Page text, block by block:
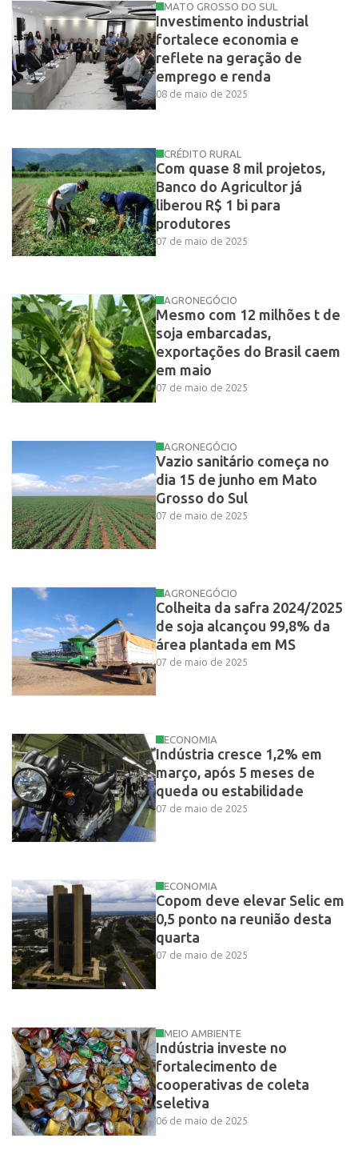
MATO GROSSO DO SUL
Investimento industrial
fortalece economia e
reflete na geração de
emprego e renda
08 de maio de 2025
CRÉDITO RURAL
Com quase 8 mil projetos,
Banco do Agricultor já
liberou R$ 1 bi para
produtores
07 de maio de 2025
AGRONEGÓCIO
Mesmo com 12 milhões t de
soja embarcadas,
exportações do Brasil caem
em maio
07 de maio de 2025
AGRONEGÓCIO
Vazio sanitário começa no
dia 15 de junho em Mato
Grosso do Sul
07 de maio de 2025
AGRONEGÓCIO
Colheita da safra 2024/2025
de soja alcançou 99,8% da
área plantada em MS
07 de maio de 2025
ECONOMIA
Indústria cresce 1,2% em
março, após 5 meses de
queda ou estabilidade
07 de maio de 2025
ECONOMIA
Copom deve elevar Selic em
0,5 ponto na reunião desta
quarta
07 de maio de 2025
MEIO AMBIENTE
Indústria investe no
fortalecimento de
cooperativas de coleta
seletiva
06 de maio de 2025